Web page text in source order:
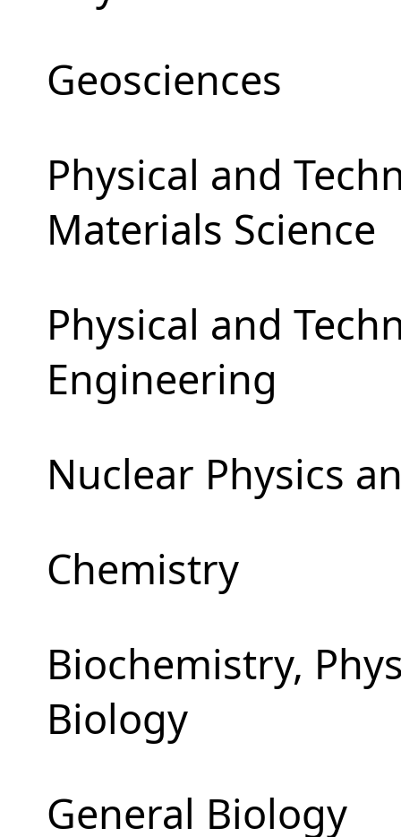
Geosciences
Physical and
Materials Science
Physical and
Engineering
Nuclear Physics
Chemistry
Biochemistry,
Biology
General Biology